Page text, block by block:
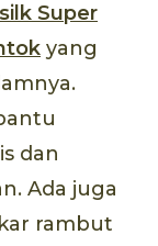
Super
yang
dan
Ada juga
rambut